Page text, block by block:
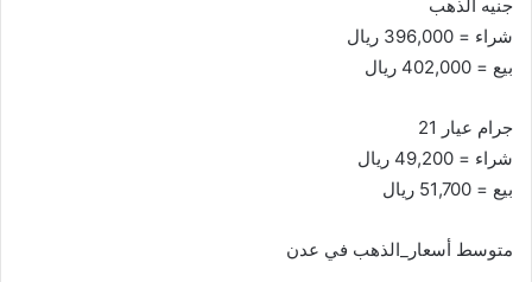
جنيه الذهب
شراء = 396,000 ريال
بيع = 402,000 ريال
جرام عيار 21
شراء = 49,200 ريال
بيع = 51,700 ريال
متوسط أسعار_الذهب في عدن